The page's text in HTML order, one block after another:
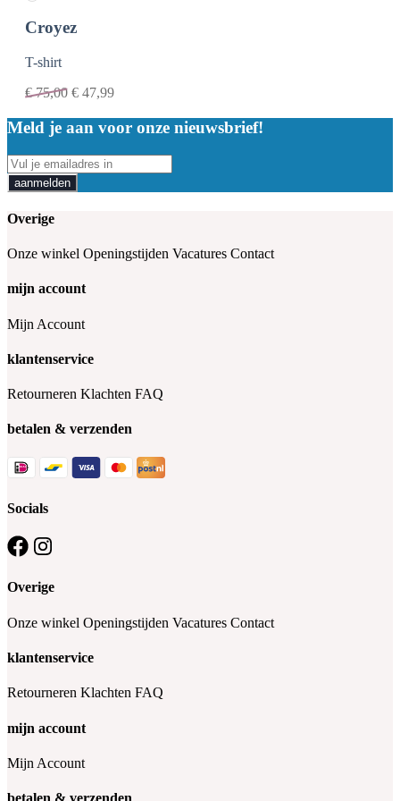
Croyez
T-shirt
€75,00 € 47,99
Meld je aan voor onze nieuwsbrief!
aanmelden
Overige
Onze winkel Openingstijden Vacatures Contact
mijn account
Mijn Account
klantenservice
Retourneren Klachten FAQ
betalen & verzenden
Socials
Overige
Onze winkel Openingstijden Vacatures Contact
klantenservice
Retourneren Klachten FAQ
mijn account
Mijn Account
betalen & verzenden